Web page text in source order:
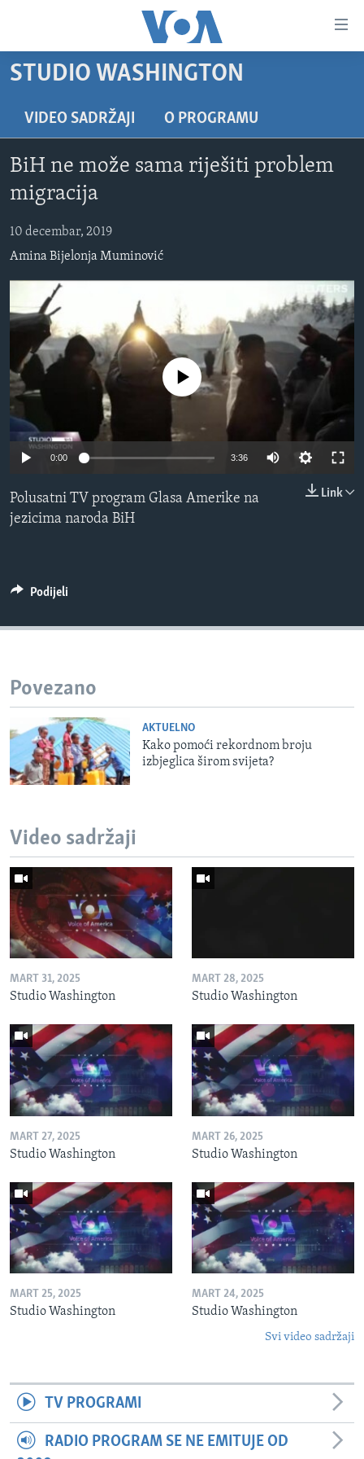
glavni
Pređi
na
glavnu
Idi
pretragu
VIDEO
VIJESTI
SJEDINJENE AMERIČKE DRŽAVE
BOSNA I HERCEGOVINA
SVIJET
NAUKA I TEHNOLOGIJA
SPECIJALNI PROJEKTI
KORUPCIJA
SLOBODA MEDIJA
ŽENSKA STRANA
IZBJEGLIČKA STRANA
MAGAZIN
O GLASU AMERIKE
Learning English
PRATITE NAS
STUDIO WASHINGTON
VIDEO SADRŽAJI O PROGRAMU
BiH ne može sama riješiti problem
migracija
10 decembar, 2019
Amina Bijelonja Muminović
No media source currently available
0:00 3:36
Link
Polusatni TV program Glasa Amerike na
jezicima naroda BiH
Podijeli
Povezano
AKTUELNO
Kako pomoći rekordnom broju
izbjeglica širom svijeta?
Video sadržaji
MART 31, 2025
Studio Washington
MART 28, 2025
Studio Washington
MART 27, 2025
Studio Washington
MART 26, 2025
Studio Washington
MART 25, 2025
Studio Washington
MART 24, 2025
Studio Washington
Svi video sadržaji
TV PROGRAMI
RADIO PROGRAM SE NE EMITUJE OD